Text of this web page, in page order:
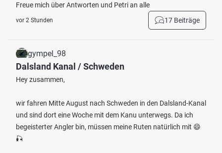
Freue mich über Antworten und Petri an alle
vor 2 Stunden 17 Beiträge
gympel_98
Dalsland Kanal / Schweden
Hey zusammen,
wir fahren Mitte August nach Schweden in den Dalsland-Kanal
und sind dort eine Woche mit dem Kanu unterwegs. Da ich
begeisterter Angler bin, müssen meine Ruten natürlich mit 😄
🎣